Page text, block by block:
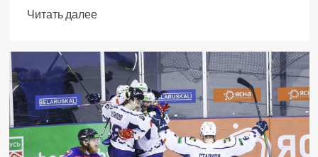
Читать далее